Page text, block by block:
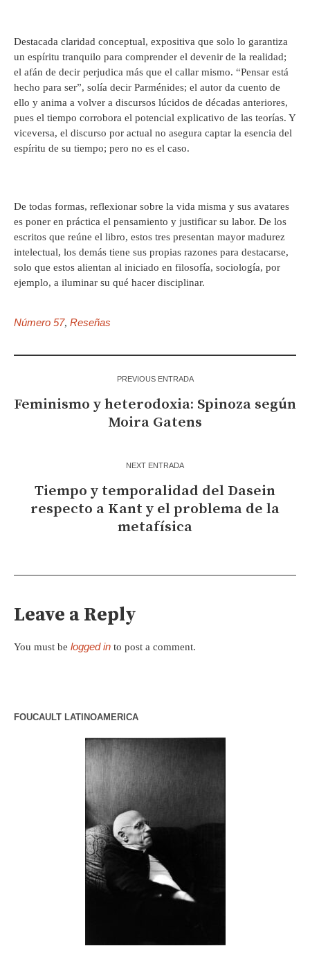
Destacada claridad conceptual, expositiva que solo lo garantiza
un espíritu tranquilo para comprender el devenir de la realidad;
el afán de decir perjudica más que el callar mismo. “Pensar está
hecho para ser”, solía decir Parménides; el autor da cuento de
ello y anima a volver a discursos lúcidos de décadas anteriores,
pues el tiempo corrobora el potencial explicativo de las teorías. Y
viceversa, el discurso por actual no asegura captar la esencia del
espíritu de su tiempo; pero no es el caso.
De todas formas, reflexionar sobre la vida misma y sus avatares
es poner en práctica el pensamiento y justificar su labor. De los
escritos que reúne el libro, estos tres presentan mayor madurez
intelectual, los demás tiene sus propias razones para destacarse,
solo que estos alientan al iniciado en filosofía, sociología, por
ejemplo, a iluminar su qué hacer disciplinar.
Número 57, Reseñas
PREVIOUS ENTRADA
Feminismo y heterodoxia: Spinoza según
Moira Gatens
NEXT ENTRADA
Tiempo y temporalidad del Dasein
respecto a Kant y el problema de la
metafísica
Leave a Reply
You must be logged in to post a comment.
FOUCAULT LATINOAMERICA